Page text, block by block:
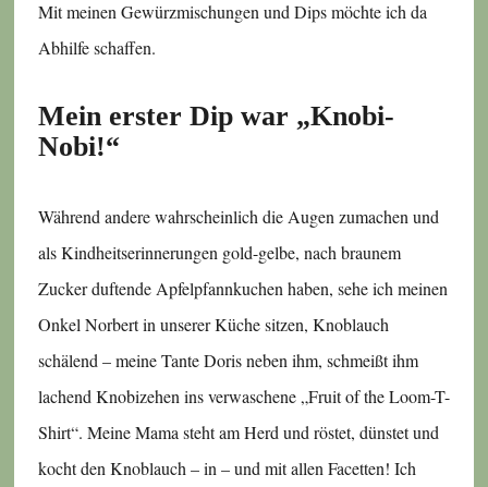
Mit meinen Gewürzmischungen und Dips möchte ich da
Abhilfe schaffen.
Mein erster Dip war „Knobi-
Nobi!“
Während andere wahrscheinlich die Augen zumachen und
als Kindheitserinnerungen gold-gelbe, nach braunem
Zucker duftende Apfelpfannkuchen haben, sehe ich meinen
Onkel Norbert in unserer Küche sitzen, Knoblauch
schälend – meine Tante Doris neben ihm, schmeißt ihm
lachend Knobizehen ins verwaschene „Fruit of the Loom-T-
Shirt“. Meine Mama steht am Herd und röstet, dünstet und
kocht den Knoblauch – in – und mit allen Facetten! Ich